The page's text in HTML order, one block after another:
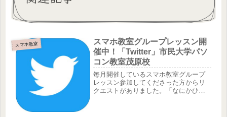
スマホ教室
スマホ教室グループレッスン開
催中！「Twitter」市民大学パソ
コン教室茂原校
毎月開催しているスマホ教室グループ
レッスン参加してくださった方からリ
クエストがありました。「なにかひと